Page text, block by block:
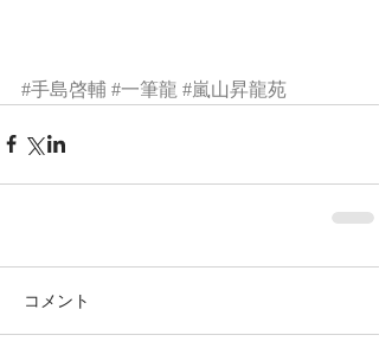
#手島啓輔 #一筆龍 #嵐山昇龍苑
コメント